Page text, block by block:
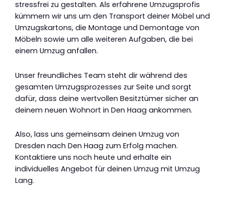
stressfrei zu gestalten. Als erfahrene Umzugsprofis
kümmern wir uns um den Transport deiner Möbel und
Umzugskartons, die Montage und Demontage von
Möbeln sowie um alle weiteren Aufgaben, die bei
einem Umzug anfallen.
Unser freundliches Team steht dir während des
gesamten Umzugsprozesses zur Seite und sorgt
dafür, dass deine wertvollen Besitztümer sicher an
deinem neuen Wohnort in Den Haag ankommen.
Also, lass uns gemeinsam deinen Umzug von
Dresden nach Den Haag zum Erfolg machen.
Kontaktiere uns noch heute und erhalte ein
individuelles Angebot für deinen Umzug mit Umzug
Lang.